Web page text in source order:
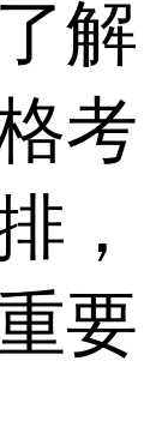
解
考
，
要